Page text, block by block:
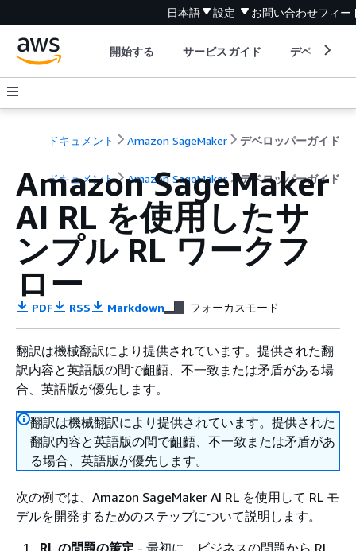
日本語 設定 お問い合わせフィー
開始する サービスガイド デベロッパ
ドキュメント Amazon SageMaker デベロッパーガイド
ドキュメント Amazon SageMaker デベロッパーガイド
Amazon SageMaker
AI RL を使用したサ
ンプル RL ワークフ
ロー
PDF RSS Markdown フォーカスモード
翻訳は機械翻訳により提供されています。提供された翻
訳内容と英語版の間で齟齬、不一致または矛盾がある場
合、英語版が優先します。
翻訳は機械翻訳により提供されています。提供された
翻訳内容と英語版の間で齟齬、不一致または矛盾があ
る場合、英語版が優先します。
次の例では、Amazon SageMaker AI RL を使用して RL モ
デルを開発するためのステップについて説明します。
RL の問題の策定 - 最初に、ビジネスの問題から RL